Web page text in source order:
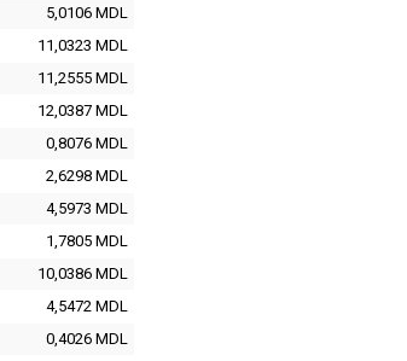
5,0106 MDL
11,0323 MDL
11,2555 MDL
12,0387 MDL
0,8076 MDL
2,6298 MDL
4,5973 MDL
1,7805 MDL
10,0386 MDL
4,5472 MDL
0,4026 MDL